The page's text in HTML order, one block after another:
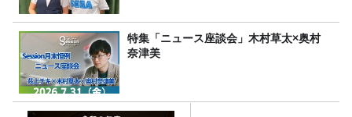
特集「ニュース座談会」木村草太×奥村
奈津美